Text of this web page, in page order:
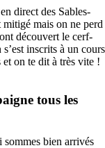
direct des Sables-
mais on ne perd
découvert le cerf-
inscrits à un cours
on te dit à très vite !
tous les
bien arrivés